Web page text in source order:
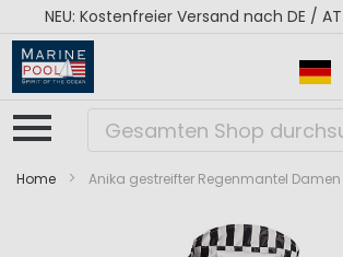
NEU: Kostenfreier Versand nach DE /
Home Anika gestreifter Regenmantel Damen